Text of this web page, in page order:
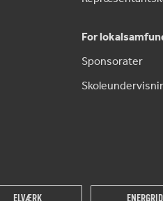
For
Sponsorater